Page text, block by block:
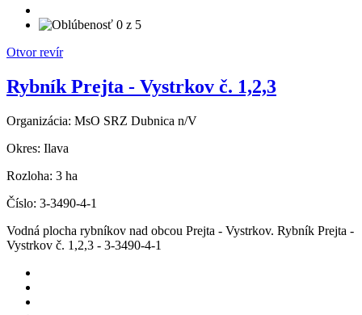
Otvor revír
Rybník Prejta - Vystrkov č. 1,2,3
Organizácia: MsO SRZ Dubnica n/V
Okres: Ilava
Rozloha: 3 ha
Číslo: 3-3490-4-1
Vodná plocha rybníkov nad obcou Prejta - Vystrkov. Rybník Prejta -
Vystrkov č. 1,2,3 - 3-3490-4-1